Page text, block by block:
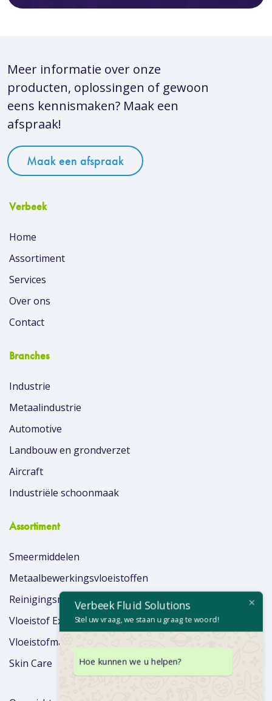
Meer informatie over onze
producten, oplossingen of gewoon
eens kennismaken? Maak een
afspraak!
Maak een afspraak
Verbeek
Home
Assortiment
Services
Over ons
Contact
Branches
Industrie
Metaalindustrie
Automotive
Landbouw en grondverzet
Aircraft
Industriële schoonmaak
Assortiment
Smeermiddelen
Metaalbewerkingsvloeistoffen
Reinigingsmiddelen
Vloeistof Extra’s
Vloeistofmanagement
Skin Care
Verbeek Fluid Solutions
Stel uw vraag, we staan u graag te woord!
Hoe kunnen we u helpen?